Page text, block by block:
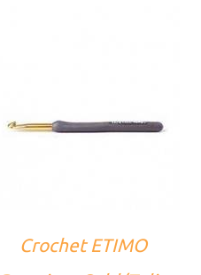
Crochet ETIMO